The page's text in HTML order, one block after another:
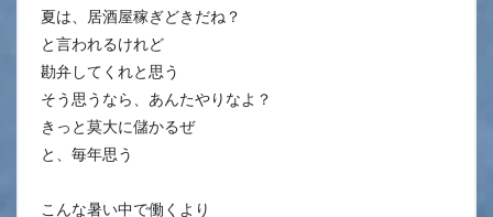
夏は、居酒屋稼ぎどきだね？
と言われるけれど
勘弁してくれと思う
そう思うなら、あんたやりなよ？
きっと莫大に儲かるぜ
と、毎年思う
こんな暑い中で働くより